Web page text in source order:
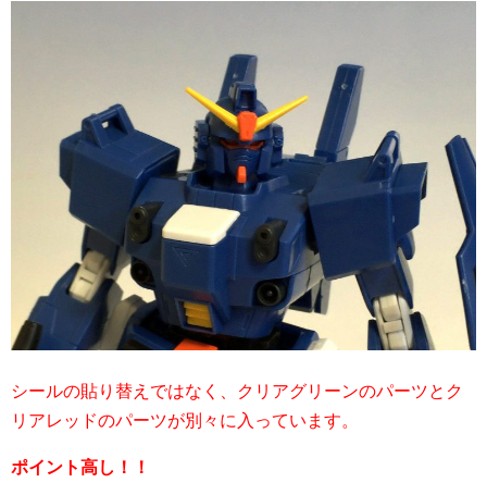
シールの貼り替えではなく、クリアグリーンのパーツとク
リアレッドのパーツが別々に入っています。
ポイント高し！！